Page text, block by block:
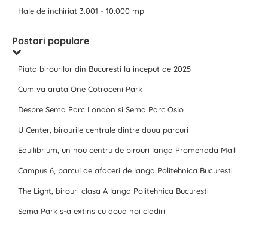
Hale de inchiriat 3.001 - 10.000 mp
Postari populare
Piata birourilor din Bucuresti la inceput de 2025
Cum va arata One Cotroceni Park
Despre Sema Parc London si Sema Parc Oslo
U Center, birourile centrale dintre doua parcuri
Equilibrium, un nou centru de birouri langa Promenada Mall
Campus 6, parcul de afaceri de langa Politehnica Bucuresti
The Light, birouri clasa A langa Politehnica Bucuresti
Sema Park s-a extins cu doua noi cladiri